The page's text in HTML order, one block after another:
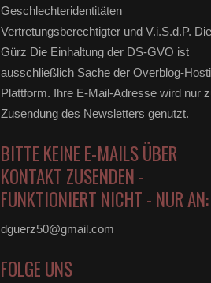
Geschlechteridentitäten
Vertretungsberechtigter und V.i.S.d.P.
Gürz Die Einhaltung der DS-GVO ist
ausschließlich Sache der Overblog-
Plattform. Ihre E-Mail-Adresse wird nur
Zusendung des Newsletters genutzt.
BITTE KEINE E-MAILS ÜBER
KONTAKT ZUSENDEN -
FUNKTIONIERT NICHT - NUR AN:
dguerz50@gmail.com
FOLGE UNS